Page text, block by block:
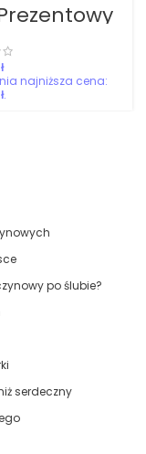
–
po ślubie?
serdeczny